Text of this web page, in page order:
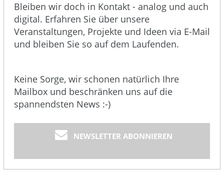
Bleiben wir doch in Kontakt - analog und auch
digital. Erfahren Sie über unsere
Veranstaltungen, Projekte und Ideen via E-Mail
und bleiben Sie so auf dem Laufenden.
Keine Sorge, wir schonen natürlich Ihre
Mailbox und beschränken uns auf die
spannendsten News :-)
NEWSLETTER ABONNIEREN